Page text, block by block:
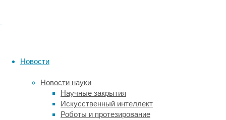
Новости
Новости науки
Научные закрытия
Искусственный интеллект
Роботы и протезирование
А
они
самого
пациента.